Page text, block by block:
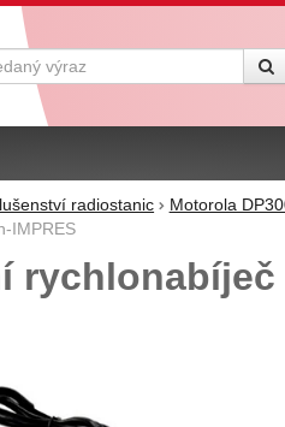
radiostanic Motorola
IMPRES
rychlonabíječ